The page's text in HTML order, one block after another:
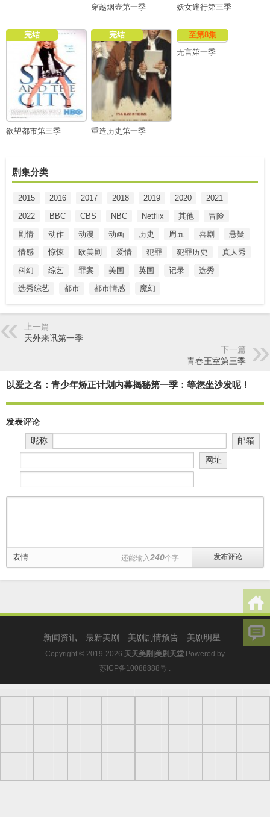
穿越烟壶第一季 妖女迷行第三季
完结
欲望都市第三季
完结
重造历史第一季
至第8集
无言第一季
剧集分类
2015 2016 2017 2018 2019 2020
2021
2022
BBC CBS NBC Netflix 其他
冒险
剧情
动作 动漫 动画 历史 周五 喜剧
悬疑
情感
惊悚 欧美剧 爱情 犯罪 犯罪历史
真人秀
科幻
综艺 罪案 美国 英国 记录
选秀
选秀综艺
都市 都市情感 魔幻
上一篇
天外来讯第一季
下一篇
青春王室第三季
以爱之名：青少年矫正计划内幕揭秘第一季：等您坐沙发呢！
发表评论
昵称
邮箱
网址
表情 还能输入 240个字
新闻资讯 最新美剧 美剧剧情预告 美剧明星
Copyright © 2019-2026 天天美剧|美剧天堂 Powered by
苏ICP备10088888号 .